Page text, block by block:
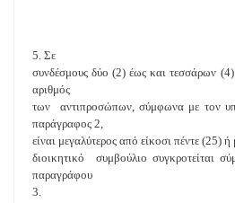
5. Σε
συνδέσμους δύο (2) έως και τεσσάρων
αριθμός
των αντιπροσώπων, σύμφωνα με τον
παράγραφος 2,
είναι μεγαλύτερος από είκοσι πέντε (25)
διοικητικό συμβούλιο συγκροτείται
παραγράφου
3.